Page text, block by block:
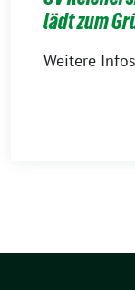
lädt zum
Weitere